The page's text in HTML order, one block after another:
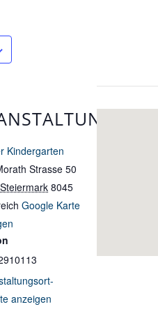
Kindergarten
Strasse 50
Steiermark 8045
Google Karte
anzeigen